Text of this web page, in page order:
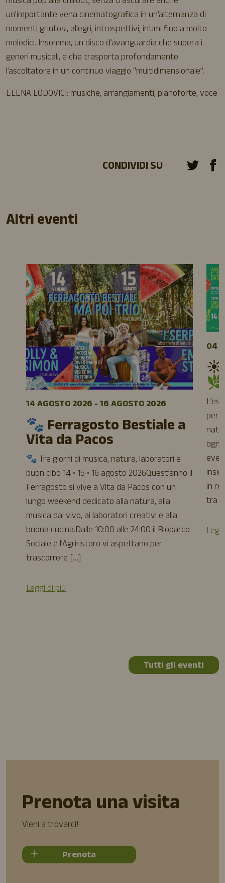
un’importante vena cinematografica in un’alternanza di
momenti grintosi, allegri, introspettivi, intimi fino a molto
melodici. Insomma, un disco d’avanguardia che supera i
generi musicali, e che trasporta profondamente
l’ascoltatore in un continuo viaggio “multidimensionale”.
ELENA LODOVICI: musiche, arrangiamenti, pianoforte, voce
CONDIVIDI SU
Altri eventi
14 AGOSTO 2026 - 16 AGOSTO 2026
🐾 Ferragosto Bestiale a
Vita da Pacos
🐾 Tre giorni di musica, natura, laboratori e
buon cibo 14 • 15 • 16 agosto 2026Quest’anno il
Ferragosto si vive a Vita da Pacos con un
lungo weekend dedicato alla natura, alla
musica dal vivo, ai laboratori creativi e alla
buona cucina.Dalle 10:00 alle 24:00 il Bioparco
Sociale e l’Agriristoro vi aspettano per
trascorrere […]
Leggi di più
04
☀️
🌿
in
tra
Tutti gli eventi
Prenota una visita
Vieni a trovarci!
Prenota